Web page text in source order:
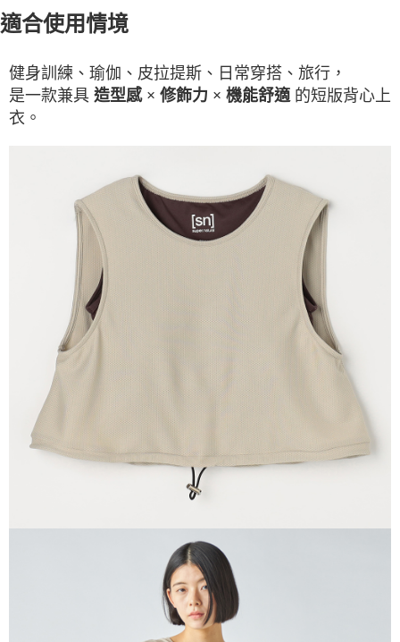
適合使用情境
健身訓練、瑜伽、皮拉提斯、日常穿搭、旅行，
是一款兼具 造型感 × 修飾力 × 機能舒適 的短版背心上
衣。